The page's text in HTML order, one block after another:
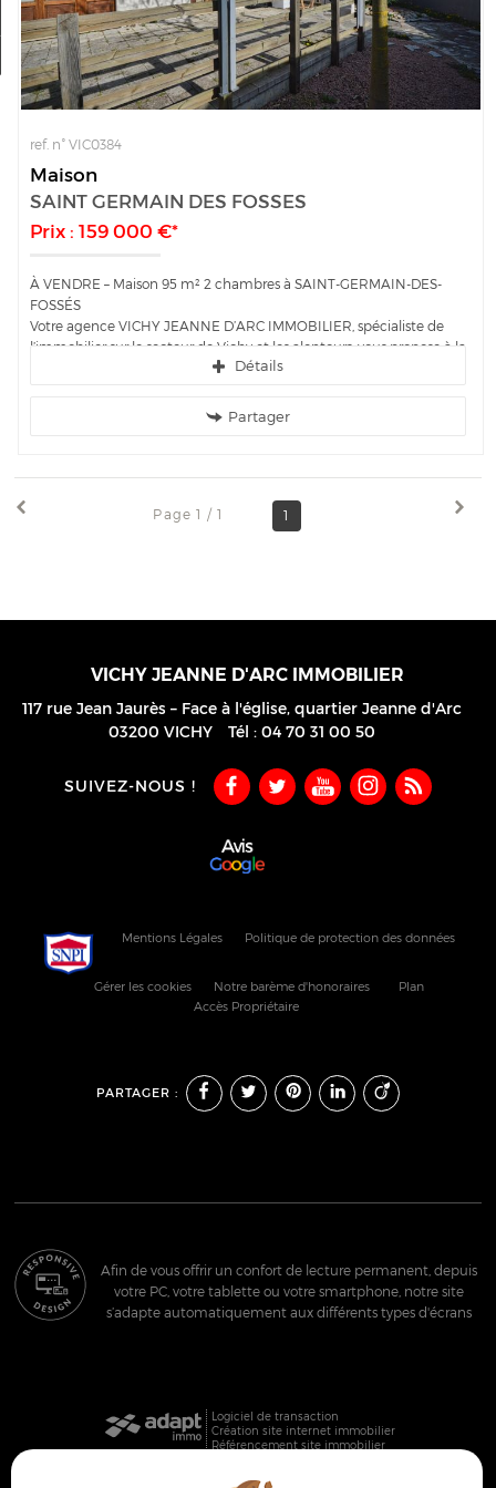
Ma sélection
ref. n° VIC0384
Maison
SAINT GERMAIN DES FOSSES
Prix : 159 000 €*
À VENDRE – Maison 95 m² 2 chambres à SAINT-GERMAIN-DES-
FOSSÉS
Votre agence VICHY JEANNE D’ARC IMMOBILIER, spécialiste de
l’immobilier sur le secteur de Vichy et les alentours, vous propose à la
Détails
Partager
Page 1 / 1 1
VICHY JEANNE D'ARC IMMOBILIER
117 rue Jean Jaurès – Face à l'église, quartier Jeanne d'Arc
03200 VICHY Tél :04 70 31 00 50
SUIVEZ-NOUS !
Mentions Légales Politique de protection des données
Gérer les cookies Notre barème d'honoraires
Plan
Accès Propriétaire
PARTAGER :
Afin de vous offrir un confort de lecture permanent, depuis
votre PC, votre tablette ou votre smartphone, notre site
s’adapte automatiquement aux différents types d'écrans
Logiciel de transaction
Création site internet immobilier
Référencement site immobilier